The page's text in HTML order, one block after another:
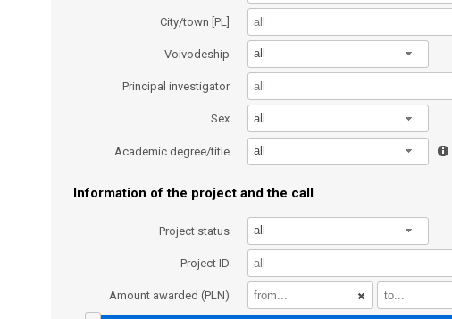
City/town [PL]
Voivodeship all
Principal investigator
Sex all
Academic degree/title all
Information of the project and the call
Project status all
Project ID
Amount awarded (PLN)